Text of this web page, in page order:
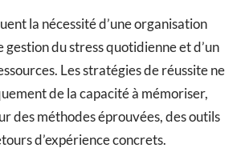
la nécessité d’une organisation
gestion du stress quotidienne et d’un
Les stratégies de réussite ne
de la capacité à mémoriser,
des méthodes éprouvées, des outils
d’expérience concrets.